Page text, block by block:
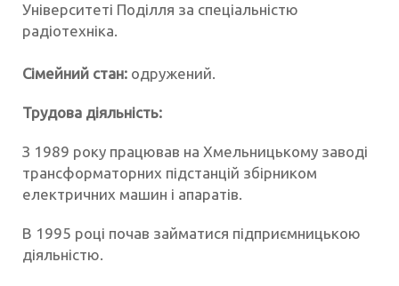
Університеті Поділля за спеціальністю
радіотехніка.
Сімейний стан: одружений.
Трудова діяльність:
З 1989 року працював на Хмельницькому заводі
трансформаторних підстанцій збірником
електричних машин і апаратів.
В 1995 році почав займатися підприємницькою
діяльністю.